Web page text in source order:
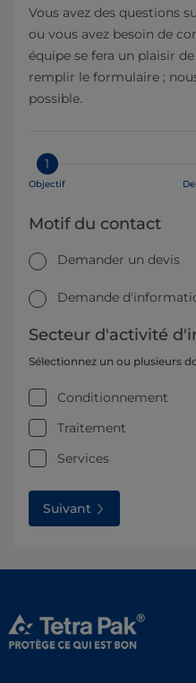
Vous avez des questions
ou vous avez besoin de
équipe se fera un plaisir
remplir le formulaire ;
possible.
1
Objectif
Motif du contact
Demander un devis
Demande
Secteur d'activité
Sélectionnez un ou plusieurs
Conditionnement
Traitement
Services
Suivant